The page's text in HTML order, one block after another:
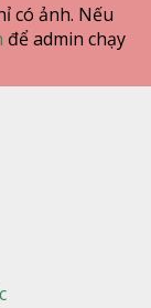
có ảnh. Nếu
để admin chạy